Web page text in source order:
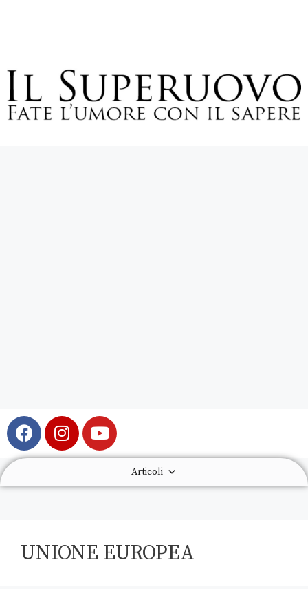
Articoli
UNIONE EUROPEA